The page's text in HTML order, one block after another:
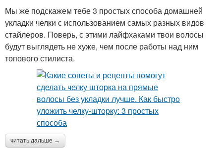
Мы же подскажем тебе 3 простых способа домашней
укладки челки с использованием самых разных видов
стайлеров. Поверь, с этими лайфхаками твои волосы
будут выглядеть не хуже, чем после работы над ним
топового стилиста.
читать дальше →